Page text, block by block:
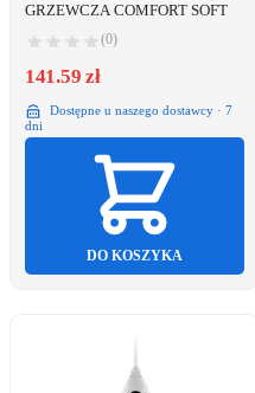
GRZEWCZA COMFORT SOFT
(0)
141.59 zł
Dostępne u naszego dostawcy · 7
dni
DO KOSZYKA